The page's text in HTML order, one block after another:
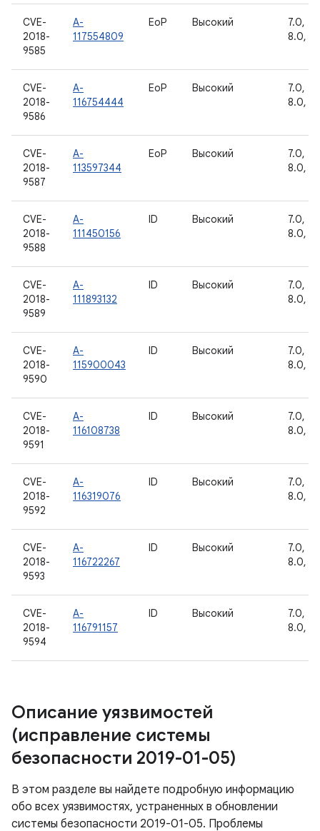
CVE-
2018-
9585
A-
117554809
EoP Высокий
7.0,
8.0,
CVE-
2018-
9586
A-
116754444
EoP Высокий
7.0,
8.0,
CVE-
2018-
9587
A-
113597344
EoP Высокий
7.0,
8.0,
CVE-
2018-
9588
A-
111450156
ID Высокий
7.0,
8.0,
CVE-
2018-
9589
A-
111893132
ID Высокий
7.0,
8.0,
CVE-
2018-
9590
A-
115900043
ID Высокий
7.0,
8.0,
CVE-
2018-
9591
A-
116108738
ID Высокий
7.0,
8.0,
CVE-
2018-
9592
A-
116319076
ID Высокий
7.0,
8.0,
CVE-
2018-
9593
A-
116722267
ID Высокий
7.0,
8.0,
CVE-
2018-
9594
A-
116791157
ID Высокий
7.0,
8.0,
Описание уязвимостей
(исправление системы
безопасности 2019-01-05)
В этом разделе вы найдете подробную информацию
обо всех уязвимостях, устраненных в обновлении
системы безопасности 2019-01-05. Проблемы